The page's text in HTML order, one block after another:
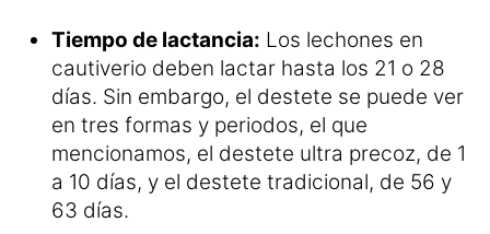
Tiempo de lactancia: Los lechones en
cautiverio deben lactar hasta los 21 o 28
días. Sin embargo, el destete se puede ver
en tres formas y periodos, el que
mencionamos, el destete ultra precoz, de 1
a 10 días, y el destete tradicional, de 56 y
63 días.